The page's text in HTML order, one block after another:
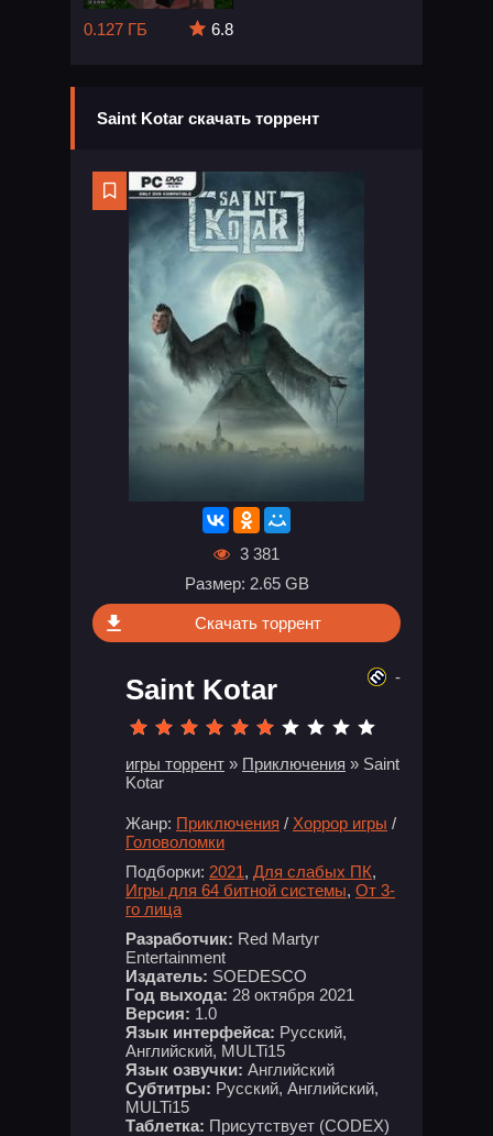
0.127 ГБ
6.8
Saint Kotar скачать торрент
3 381
Размер: 2.65 GB
Скачать торрент
Saint Kotar
игры торрент » Приключения » Saint
Kotar
Жанр: Приключения / Хоррор игры /
Головоломки
Подборки: 2021, Для слабых ПК,
Игры для 64 битной системы, От 3-
го лица
Разработчик: Red Martyr
Entertainment
Издатель: SOEDESCO
Год выхода: 28 октября 2021
Версия: 1.0
Язык интерфейса: Русский,
Английский, MULTi15
Язык озвучки: Английский
Субтитры: Русский, Английский,
MULTi15
Таблетка: Присутствует (CODEX)
-